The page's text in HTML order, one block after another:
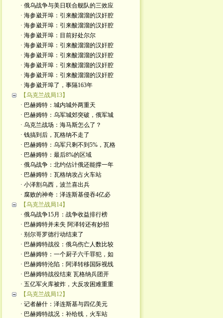
· 俄乌战争与美日联合舰队的三效应
· 海参崴开埠：引来酸溜溜的汉奸腔
· 海参崴开埠：引来酸溜溜的汉奸腔
· 海参崴开埠：目前好处尔尔
· 海参崴开埠：引来酸溜溜的汉奸腔
· 海参崴开埠：引来酸溜溜的汉奸腔
· 海参崴开埠：引来酸溜溜的汉奸腔
· 海参崴开埠：引来酸溜溜的汉奸腔
· 海参崴开埠了，事隔163年
【乌克兰战局13】
· 巴赫姆特：城内城外两重天
· 巴赫姆特：乌军城郊突破，俄军城
· 乌克兰战场：海马斯怎么了？
· 钱搞到后，瓦格纳不走了
· 巴赫姆特：乌军只剩不到5%，瓦格
· 巴赫姆特：最后8%的区域
· 俄乌战争：北约估计俄还能撑一年
· 巴赫姆特：瓦格纳攻占火车站
· 小泽割乌西，波兰喜出兵
· 腐败的神奇：泽连斯基侵吞4亿必
【乌克兰战局14】
· 俄乌战争15月：战争收益排行榜
· 巴赫姆特并未失 阿泽转还有妙招
· 别尔哥罗德行动结束了
· 巴赫姆特战役：俄乌伤亡人数比较
· 巴赫姆特：一个厨子六千罪犯，如
· 巴赫姆特沦陷：阿泽转移国际视线
· 巴赫姆特战役结束 瓦格纳兵团开
· 五亿军火库被炸，大反攻困难重重
【乌克兰战局12】
· 记者赫什：泽连斯基与四亿美元
· 巴赫姆特战况：补给线，火车站